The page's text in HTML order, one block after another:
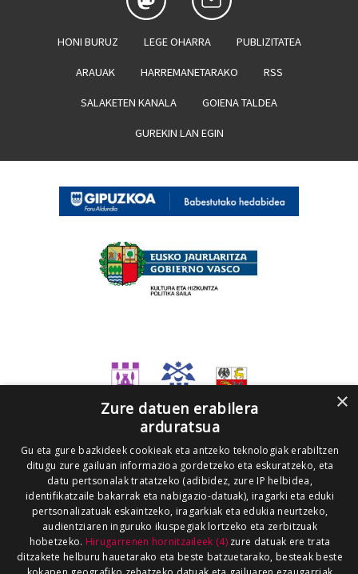
HONI BURUZ LEGE OHARRA PUBLIZITATEA
ARAUAK HARREMANETARAKO RSS
SALAKETEN KANALA GOIENA TALDEA
GUREKIN LAN EGIN
×
Zure datuen erabilera
arduratsua
Gu eta gure bazkideek cookieak eta antzeko teknologiak erabiltzen
ditugu zure gailuan informazioa gordetzeko eta eskuratzeko, eta
datu pertsonalak tratatzeko (adibidez, zure IP helbidea,
identifikatzaile bakarrak eta nabigazio-datuak), iragarki eta eduki
pertsonalizatuak eskaintzeko, iragarkiak eta edukia neurtzeko,
audientziaren inguruko ikuspegiak lortzeko eta zerbitzuak
hobetzeko. Hirugarrenen hornitzaileek (4)zure datuak ere trata
ditzakete helburu hauetarako eta beste batzuetarako, besteak beste